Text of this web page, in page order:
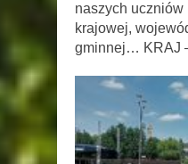
naszych uczniów
krajowej,
gminnej… KRAJ